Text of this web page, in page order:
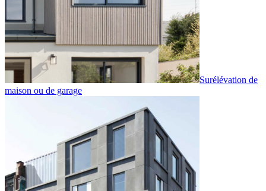
Surélévation de
maison ou de garage